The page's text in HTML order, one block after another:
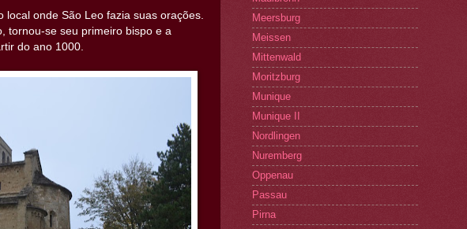
onde São Leo fazia suas orações.
tornou-se seu primeiro bispo e a
do ano 1000.
Meersburg
Meissen
Mittenwald
Moritzburg
Munique
Munique II
Nordlingen
Nuremberg
Oppenau
Passau
Pirna